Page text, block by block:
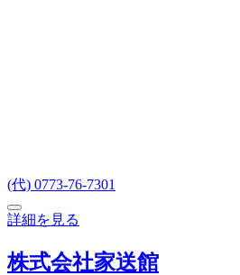
(代) 0773-76-7301
詳細を見る
株式会社家送館